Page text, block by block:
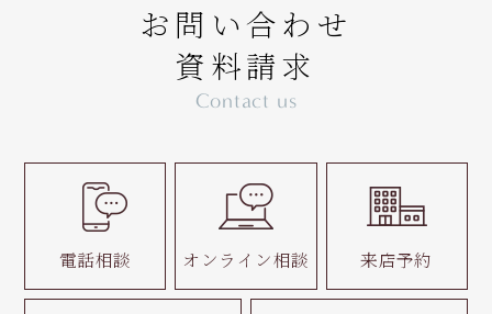
お問い合わせ
資料請求
Contact us
電話相談 オンライン相談 来店予約